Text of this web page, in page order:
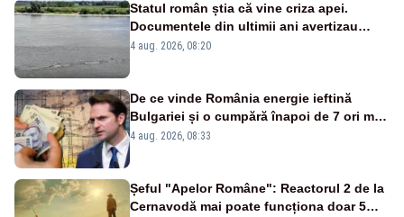
Statul român știa că vine criza apei.
Documentele din ultimii ani avertizau
asupra pericolului
4 aug. 2026, 08:20
De ce vinde România energie ieftină
Bulgariei și o cumpără înapoi de 7 ori mai
scump? Explicațiile unui fost ministru
4 aug. 2026, 08:33
Șeful "Apelor Române": Reactorul 2 de la
Cernavodă mai poate funcționa doar 5